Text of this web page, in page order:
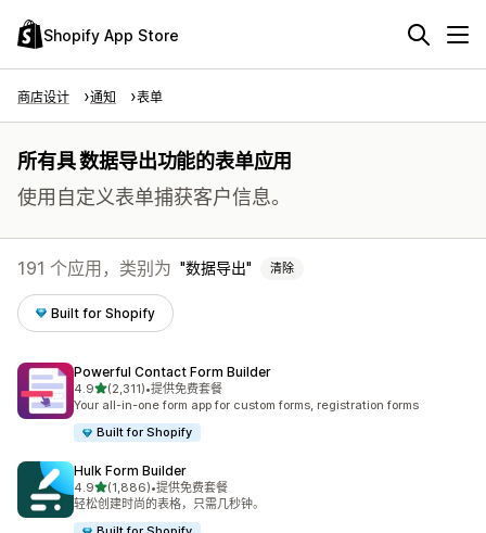
Shopify App Store
商店设计 通知 表单
所有具 数据导出功能的表单应用
使用自定义表单捕获客户信息。
191 个应用，类别为 数据导出 清除
Built for Shopify
Powerful Contact Form Builder
4.9星（满分 5 星）
(2,311)
总共 2311 条评论
•提供免费套餐
Your all-in-one form app for custom forms, registration forms
Built for Shopify
Hulk Form Builder
4.9星（满分 5 星）
(1,886)
总共 1886 条评论
•提供免费套餐
轻松创建时尚的表格，只需几秒钟。